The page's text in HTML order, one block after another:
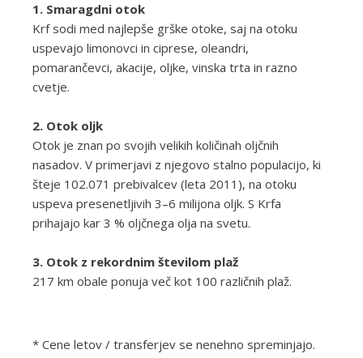
1. Smaragdni otok
Krf sodi med najlepše grške otoke, saj na otoku
uspevajo limonovci in ciprese, oleandri,
pomarančevci, akacije, oljke, vinska trta in razno
cvetje.
2. Otok oljk
Otok je znan po svojih velikih količinah oljčnih
nasadov. V primerjavi z njegovo stalno populacijo, ki
šteje 102.071 prebivalcev (leta 2011), na otoku
uspeva presenetljivih 3–6 milijona oljk. S Krfa
prihajajo kar 3 % oljčnega olja na svetu.
3. Otok z rekordnim številom plaž
217 km obale ponuja več kot 100 različnih plaž.
* Cene letov / transferjev se nenehno spreminjajo.